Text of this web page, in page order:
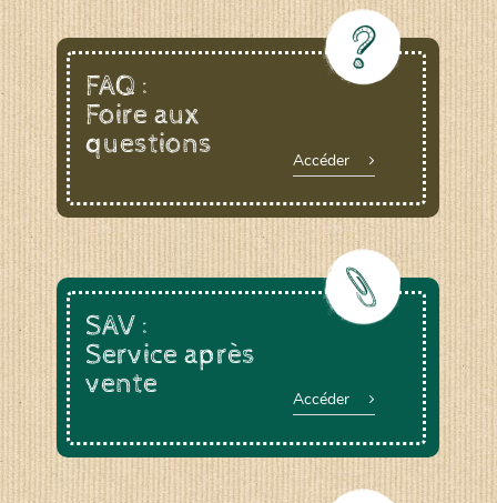
FAQ :
Foire aux
questions
Accéder
SAV :
Service après
vente
Accéder